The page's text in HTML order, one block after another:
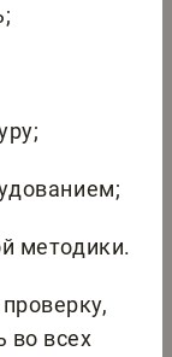
методики.
во всех